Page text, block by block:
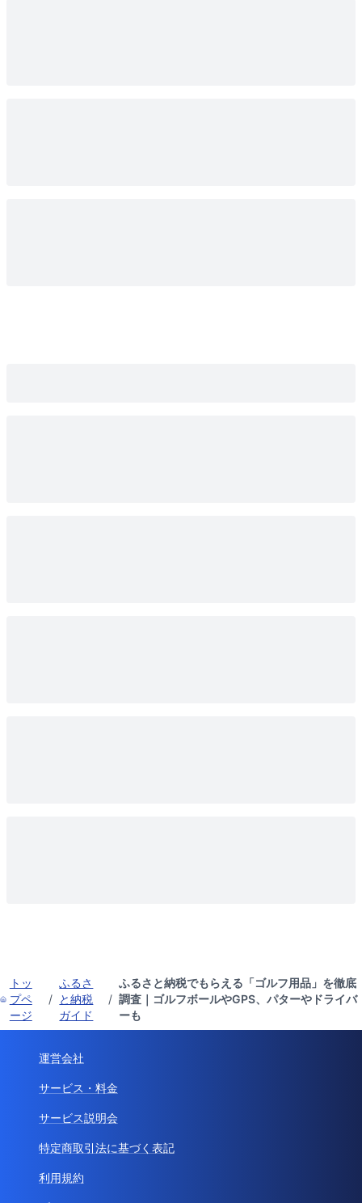
トッ
プペ
ージ
/
ふるさ
と納税
ガイド
/
ふるさと納税でもらえる「ゴルフ用品」を徹底
調査｜ゴルフボールやGPS、パターやドライバ
ーも
運営会社
サービス・料金
サービス説明会
特定商取引法に基づく表記
利用規約